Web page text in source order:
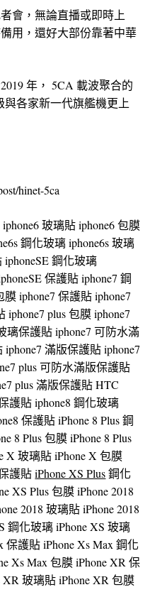
會，無論直播或即時上
用，還好大部份靠著中華
年， 5CA 載波聚合的
與各家新一代旗艦機更上
hinet-5ca
玻璃貼 iphone6 包膜
鋼化玻璃 iphone6s 玻璃
iphoneSE 鋼化玻璃
保護貼 iphone7 鋼
iphone7 保護貼 iphone7
iphone7 plus 包膜 iphone7
璃保護貼 iphone7 可防水滿
滿版保護貼 iphone7
plus 可防水滿版保護貼
plus 滿版保護貼 HTC
護貼 iphone8 鋼化玻璃
保護貼 iPhone 8 Plus 鋼
8 Plus 包膜 iPhone 8 Plus
X 玻璃貼 iPhone X 包膜
護貼iPhone XS Plus鋼化
XS Plus 包膜 iPhone 2018
2018 玻璃貼 iPhone 2018
鋼化玻璃 iPhone XS 玻璃
保護貼 iPhone Xs Max 鋼化
Xs Max 包膜 iPhone XR 保
玻璃貼 iPhone XR 包膜